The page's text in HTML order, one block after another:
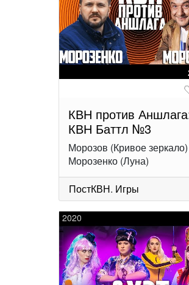
КВН против
КВН Баттл №3
Морозов (Кривое
Морозенко (Луна)
ПостКВН. Игры
2020